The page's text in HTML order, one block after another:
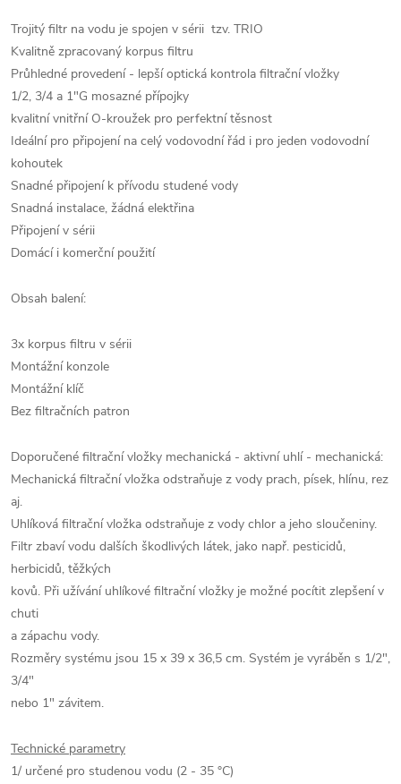
Trojitý filtr na vodu je spojen v sérii tzv. TRIO
Kvalitně zpracovaný korpus filtru
Průhledné provedení - lepší optická kontrola filtrační vložky
1/2, 3/4 a 1"G mosazné přípojky
kvalitní vnitřní O-kroužek pro perfektní těsnost
Ideální pro připojení na celý vodovodní řád i pro jeden vodovodní
kohoutek
Snadné připojení k přívodu studené vody
Snadná instalace, žádná elektřina
Připojení v sérii
Domácí i komerční použití
Obsah balení:
3x korpus filtru v sérii
Montážní konzole
Montážní klíč
Bez filtračních patron
Doporučené filtrační vložky mechanická - aktivní uhlí - mechanická:
Mechanická filtrační vložka odstraňuje z vody prach, písek, hlínu, rez
aj.
Uhlíková filtrační vložka odstraňuje z vody chlor a jeho sloučeniny.
Filtr zbaví vodu dalších škodlivých látek, jako např. pesticidů,
herbicidů, těžkých
kovů. Při užívání uhlíkové filtrační vložky je možné pocítit zlepšení v
chuti
a zápachu vody.
Rozměry systému jsou 15 x 39 x 36,5 cm. Systém je vyráběn s 1/2",
3/4"
nebo 1" závitem.
Technické parametry
1/ určené pro studenou vodu (2 - 35 °C)